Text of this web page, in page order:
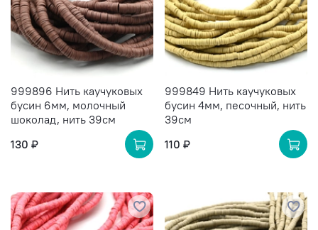
999896 Нить каучуковых
бусин 6мм, молочный
шоколад, нить 39см
130 ₽
999849 Нить каучуковых
бусин 4мм, песочный, нить
39см
110 ₽